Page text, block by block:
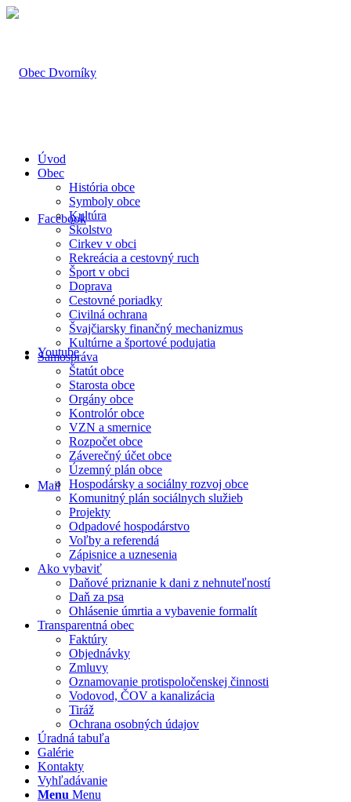
Facebook
Youtube
Mail
Úvod
Obec
História obce
Symboly obce
Kultúra
Školstvo
Cirkev v obci
Rekreácia a cestovný ruch
Šport v obci
Doprava
Cestovné poriadky
Civilná ochrana
Švajčiarsky finančný mechanizmus
Kultúrne a športové podujatia
Samospráva
Štatút obce
Starosta obce
Orgány obce
Kontrolór obce
VZN a smernice
Rozpočet obce
Záverečný účet obce
Územný plán obce
Hospodársky a sociálny rozvoj obce
Komunitný plán sociálnych služieb
Projekty
Odpadové hospodárstvo
Voľby a referendá
Zápisnice a uznesenia
Ako vybaviť
Daňové priznanie k dani z nehnuteľností
Daň za psa
Ohlásenie úmrtia a vybavenie formalít
Transparentná obec
Faktúry
Objednávky
Zmluvy
Oznamovanie protispoločenskej činnosti
Vodovod, ČOV a kanalizácia
Tiráž
Ochrana osobných údajov
Úradná tabuľa
Galérie
Kontakty
Vyhľadávanie
Menu Menu